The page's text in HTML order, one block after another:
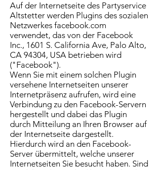
Auf der Internetseite des Partyservice
Altstetter werden Plugins des sozialen
Netzwerkes facebook.com
verwendet, das von der Facebook
Inc., 1601 S. California Ave, Palo Alto,
CA 94304, USA betrieben wird
("Facebook").
Wenn Sie mit einem solchen Plugin
versehene Internetseiten unserer
Internetpräsenz aufrufen, wird eine
Verbindung zu den Facebook-Servern
hergestellt und dabei das Plugin
durch Mitteilung an Ihren Browser auf
der Internetseite dargestellt.
Hierdurch wird an den Facebook-
Server übermittelt, welche unserer
Internetseiten Sie besucht haben. Sind